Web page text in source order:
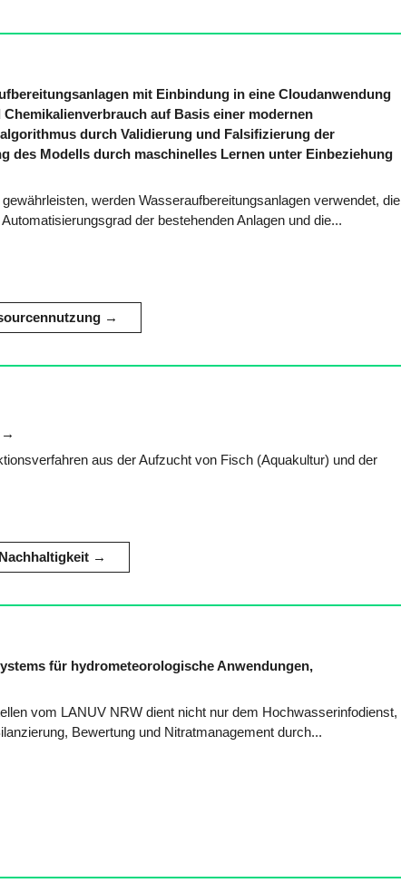
mit Einbindung in eine Cloudanwendung
auf Basis einer modernen
durch Validierung und Falsifizierung der
des Modells durch maschinelles Lernen unter Einbeziehung
werden Wasseraufbereitungsanlagen verwendet, die
der bestehenden Anlagen und die...
aus der Aufzucht von Fisch (Aquakultur) und der
für hydrometeorologische Anwendungen,
vom LANUV NRW dient nicht nur dem Hochwasserinfodienst,
Bewertung und Nitratmanagement durch...